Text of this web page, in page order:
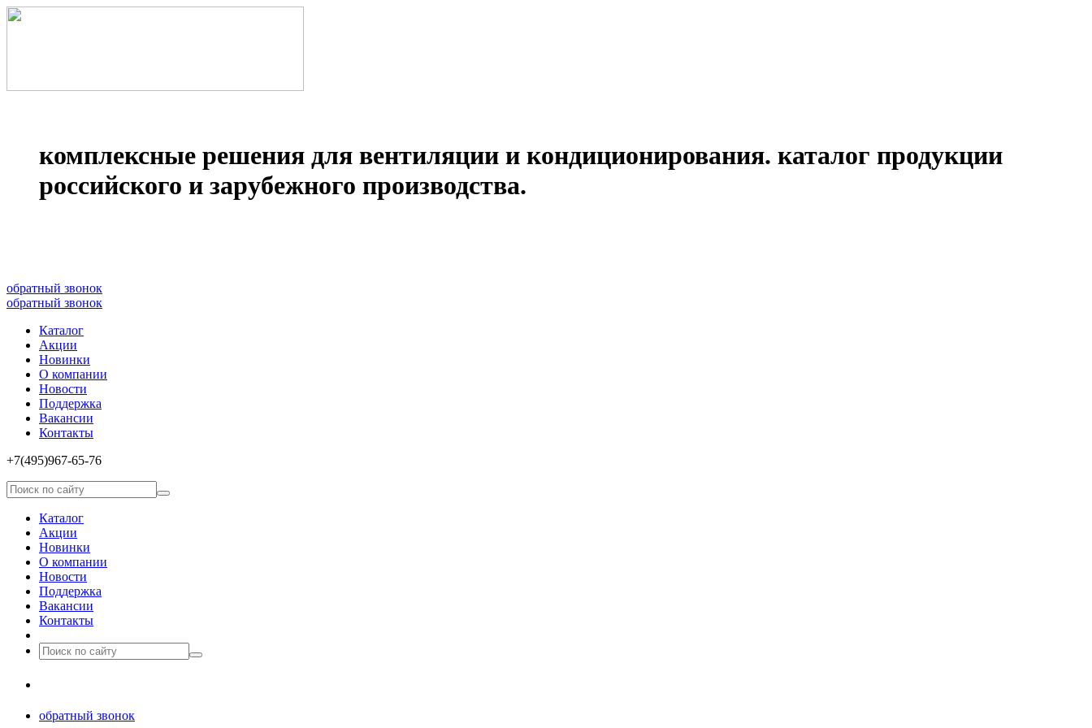
комплексные решения для вентиляции и кондиционирования. каталог продукции
российского и зарубежного производства.
обратный звонок
обратный звонок
Каталог
Акции
Новинки
О компании
Новости
Поддержка
Вакансии
Контакты
+7(495)967­-65­-76
Каталог
Акции
Новинки
О компании
Новости
Поддержка
Вакансии
Контакты
обратный звонок